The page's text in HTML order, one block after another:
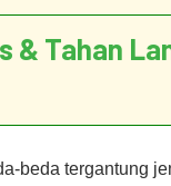
& Tahan
beda tergantung